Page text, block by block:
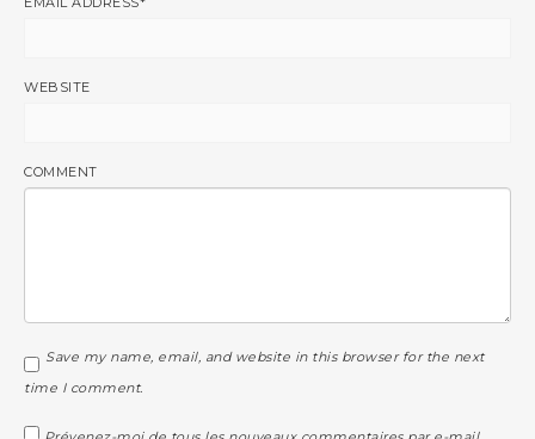
WEBSITE
COMMENT
Save my name, email, and website in this browser for the next
time I comment.